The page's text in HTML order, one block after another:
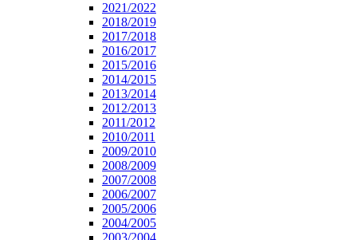
2021/2022
2018/2019
2017/2018
2016/2017
2015/2016
2014/2015
2013/2014
2012/2013
2011/2012
2010/2011
2009/2010
2008/2009
2007/2008
2006/2007
2005/2006
2004/2005
2003/2004